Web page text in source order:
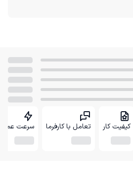
کیفیت کار تعامل با کارفرما سرعت عمل